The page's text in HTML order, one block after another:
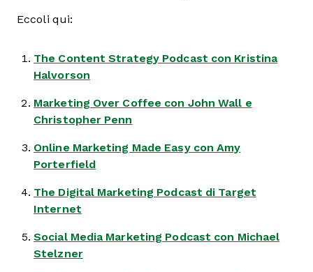
Eccoli qui:
The Content Strategy Podcast con Kristina
Halvorson
Marketing Over Coffee con John Wall e
Christopher Penn
Online Marketing Made Easycon Amy
Porterfield
The Digital Marketing Podcast di Target
Internet
Social Media Marketing Podcast con Michael
Stelzner